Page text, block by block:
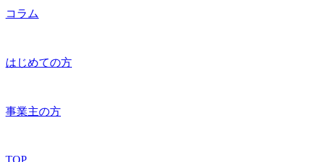
コラム
はじめての方
事業主の方
TOP